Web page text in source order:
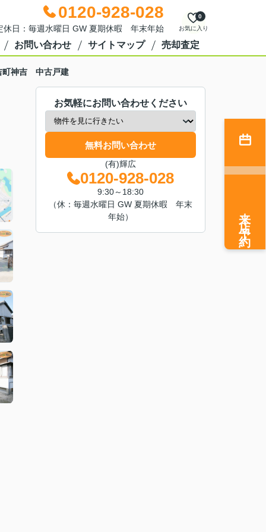
0120-928-028
日：毎週水曜日 GW 夏期休暇 年末年始 お気に入り
0
お問い合わせ サイトマップ 売却査定
町神吉 中古戸建
お気軽にお問い合わせください
無料お問い合わせ
(有)輝広
0120-928-028
9:30～18:30
（休：毎週水曜日 GW 夏期休暇 年末
年始）
来店予約